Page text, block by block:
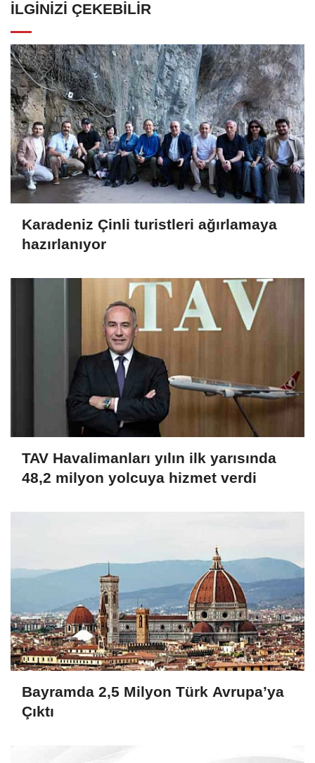
İLGINIZI ÇEKEBILIR
Karadeniz Çinli turistleri ağırlamaya
hazırlanıyor
TAV Havalimanları yılın ilk yarısında
48,2 milyon yolcuya hizmet verdi
Bayramda 2,5 Milyon Türk Avrupa’ya
Çıktı